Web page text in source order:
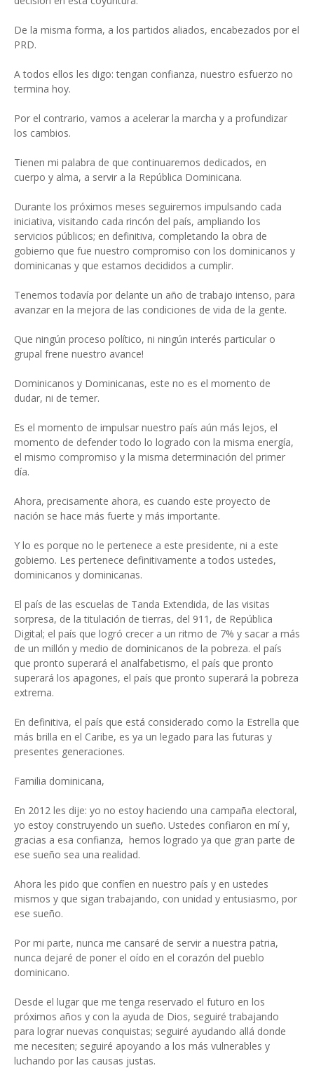
De la misma forma, a los partidos aliados, encabezados por el
PRD.
A todos ellos les digo: tengan confianza, nuestro esfuerzo no
termina hoy.
Por el contrario, vamos a acelerar la marcha y a profundizar
los cambios.
Tienen mi palabra de que continuaremos dedicados, en
cuerpo y alma, a servir a la República Dominicana.
Durante los próximos meses seguiremos impulsando cada
iniciativa, visitando cada rincón del país, ampliando los
servicios públicos; en definitiva, completando la obra de
gobierno que fue nuestro compromiso con los dominicanos y
dominicanas y que estamos decididos a cumplir.
Tenemos todavía por delante un año de trabajo intenso, para
avanzar en la mejora de las condiciones de vida de la gente.
Que ningún proceso político, ni ningún interés particular o
grupal frene nuestro avance!
Dominicanos y Dominicanas, este no es el momento de
dudar, ni de temer.
Es el momento de impulsar nuestro país aún más lejos, el
momento de defender todo lo logrado con la misma energía,
el mismo compromiso y la misma determinación del primer
día.
Ahora, precisamente ahora, es cuando este proyecto de
nación se hace más fuerte y más importante.
Y lo es porque no le pertenece a este presidente, ni a este
gobierno. Les pertenece definitivamente a todos ustedes,
dominicanos y dominicanas.
El país de las escuelas de Tanda Extendida, de las visitas
sorpresa, de la titulación de tierras, del 911, de República
Digital; el país que logró crecer a un ritmo de 7% y sacar a más
de un millón y medio de dominicanos de la pobreza. el país
que pronto superará el analfabetismo, el país que pronto
superará los apagones, el país que pronto superará la pobreza
extrema.
En definitiva, el país que está considerado como la Estrella que
más brilla en el Caribe, es ya un legado para las futuras y
presentes generaciones.
Familia dominicana,
En 2012 les dije: yo no estoy haciendo una campaña electoral,
yo estoy construyendo un sueño. Ustedes confiaron en mí y,
gracias a esa confianza, hemos logrado ya que gran parte de
ese sueño sea una realidad.
Ahora les pido que confíen en nuestro país y en ustedes
mismos y que sigan trabajando, con unidad y entusiasmo, por
ese sueño.
Por mi parte, nunca me cansaré de servir a nuestra patria,
nunca dejaré de poner el oído en el corazón del pueblo
dominicano.
Desde el lugar que me tenga reservado el futuro en los
próximos años y con la ayuda de Dios, seguiré trabajando
para lograr nuevas conquistas; seguiré ayudando allá donde
me necesiten; seguiré apoyando a los más vulnerables y
luchando por las causas justas.